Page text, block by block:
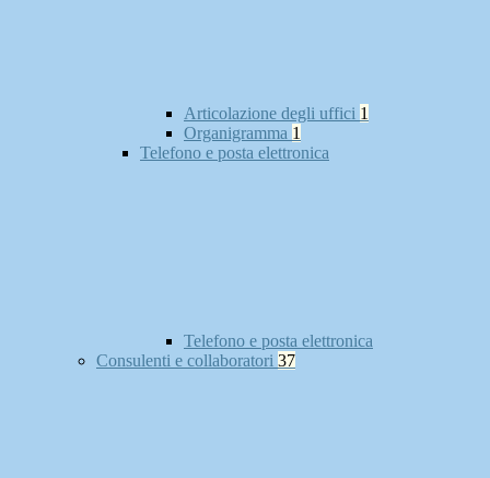
Articolazione degli uffici 1
Organigramma 1
Telefono e posta elettronica
Telefono e posta elettronica
Consulenti e collaboratori 37